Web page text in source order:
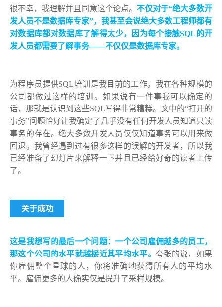
很不幸，我理解并且同意这个论点。 不仅对于“绝大多数开
发人员不是数据库专家”，我甚至会说绝大多数工程师都有
对数据库都对数据库了解得太少，因为每个接触SQL的开
发人员都需要了解事务——不仅仅是数据库专家。
为程序员提供SQL培训是我目前的工作。我在各种规模的
公司都做过这样的培训。如果说有一件事我可以确定的
话，那就是认识到这些SQL写得非常糟糕。文中的“打开的
事务”问题恰好让我确定了几乎没有任何开发人员知道只读
事务的存在。绝大多数开发人员仅仅知道事务可以用来做
回退。我曾经遇到过有很多这样的误解的开发者，所以我
已经准备了幻灯片来解释一下并且已经给好奇的读者上传
了。
关于成功
这是我想写的最后一个问题：一个公司雇佣越多的员工，
那这个公司的水平就越接近其平均水平。 夸张的说，如果
你雇佣整个星球的人，你将准确地获得所有人的平均水
平。雇佣更多的人确实仅是提升了采样规模。